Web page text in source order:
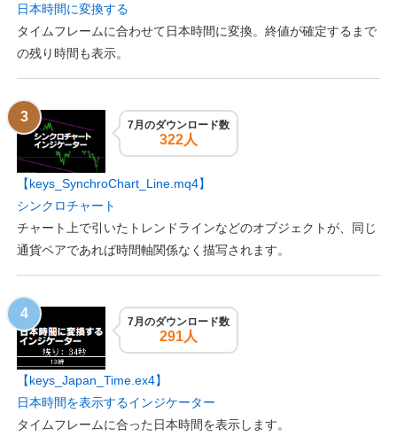
日本時間に変換する
タイムフレームに合わせて日本時間に変換。終値が確定するまで
の残り時間も表示。
【keys_SynchroChart_Line.mq4】
シンクロチャート
チャート上で引いたトレンドラインなどのオブジェクトが、同じ
通貨ペアであれば時間軸関係なく描写されます。
7月のダウンロード数
322人
【keys_Japan_Time.ex4】
日本時間を表示するインジケーター
タイムフレームに合った日本時間を表示します。
7月のダウンロード数
291人